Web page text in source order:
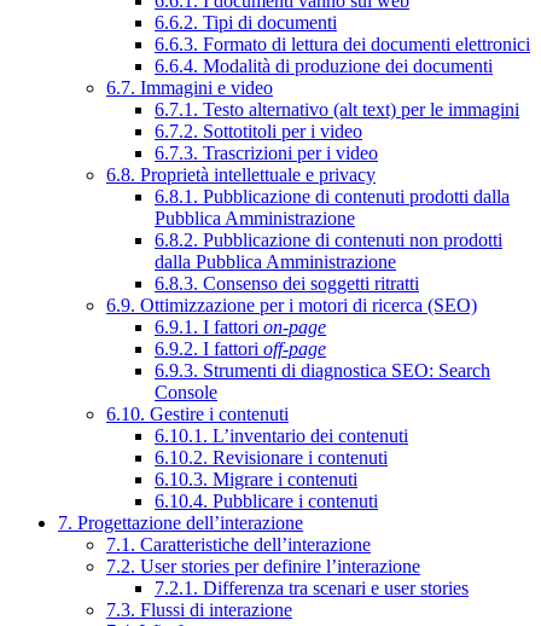
6.6.2. Tipi di documenti
6.6.3. Formato di lettura dei documenti elettronici
6.6.4. Modalità di produzione dei documenti
6.7. Immagini e video
6.7.1. Testo alternativo (alt text) per le immagini
6.7.2. Sottotitoli per i video
6.7.3. Trascrizioni per i video
6.8. Proprietà intellettuale e privacy
6.8.1. Pubblicazione di contenuti prodotti dalla
Pubblica Amministrazione
6.8.2. Pubblicazione di contenuti non prodotti
dalla Pubblica Amministrazione
6.8.3. Consenso dei soggetti ritratti
6.9. Ottimizzazione per i motori di ricerca (SEO)
6.9.1. I fattori on-page
6.9.2. I fattori off-page
6.9.3. Strumenti di diagnostica SEO: Search
Console
6.10. Gestire i contenuti
6.10.1. L’inventario dei contenuti
6.10.2. Revisionare i contenuti
6.10.3. Migrare i contenuti
6.10.4. Pubblicare i contenuti
7. Progettazione dell’interazione
7.1. Caratteristiche dell’interazione
7.2. User stories per definire l’interazione
7.2.1. Differenza tra scenari e user stories
7.3. Flussi di interazione